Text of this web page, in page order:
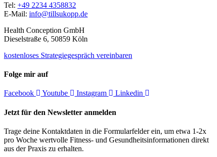
Tel: +49 2234 4358832
E-Mail: info@tillsukopp.de
Health Conception GmbH
Dieselstraße 6, 50859 Köln
kostenloses Strategiegespräch vereinbaren
Folge mir auf
Facebook Youtube Instagram Linkedin
Jetzt für den Newsletter anmelden
Trage deine Kontaktdaten in die Formularfelder ein, um etwa 1-2x
pro Woche wertvolle Fitness- und Gesundheitsinformationen direkt
aus der Praxis zu erhalten.